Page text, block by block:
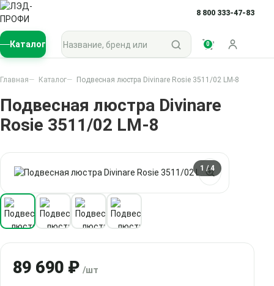
8 800 333-47-83
Каталог
Поиск по каталогу
0
Войти
Главная Каталог Подвесная люстра Divinare Rosie 3511/02 LM-8
Подвесная люстра Divinare
Rosie 3511/02 LM-8
1 / 4
89 690 ₽ /шт